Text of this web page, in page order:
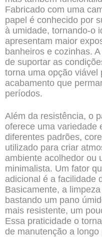
Fabricado com uma
papel é conhecido por
à umidade, tornando-o
apresentam maior
banheiros e cozinhas.
de suportar as
torna uma opção viável
acabamento que
períodos.
Além da resistência, o
oferece uma variedade
diferentes padrões,
utilizado para criar
ambiente acolhedor ou
minimalista. Um fator
adicional é a facilidade
Basicamente, a
bastando um pano
mais resistente, um
Essa praticidade o
de manutenção a longo